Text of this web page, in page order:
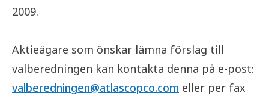
2009.
Aktieägare som önskar lämna förslag till
valberedningen kan kontakta denna på e-post:
valberedningen@atlascopco.com eller per fax